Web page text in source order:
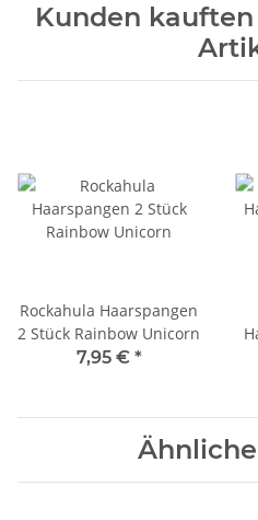
Kunden
Rockahula Haarspangen
2 Stück Rainbow Unicorn
7,95 € *